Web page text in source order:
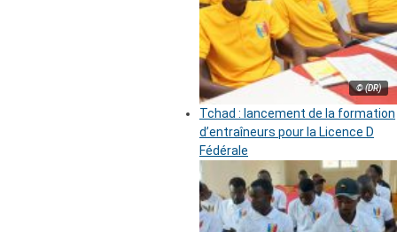
© (DR)
Tchad : lancement de la formation
d’entraîneurs pour la Licence D
Fédérale